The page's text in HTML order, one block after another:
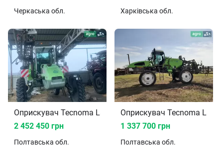
Черкаська обл. Харківська обл.
Оприскувач Tecnoma Laser 4000 1999
2 452 450 грн
Полтавська обл.
Оприскувач Tecnoma
1 337 700 грн
Полтавська обл.